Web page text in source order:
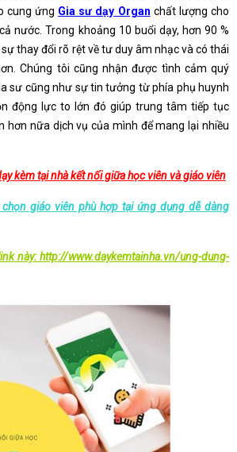
cung ứng Gia sư dạy Organ chất lượng cho
nước. Trong khoảng 10 buổi dạy, hơn 90 %
thay đổi rõ rệt về tư duy âm nhạc và có thái
Chúng tôi cũng nhận được tình cảm quý
sư cũng như sự tin tưởng từ phía phụ huynh
động lực to lớn đó giúp trung tâm tiếp tục
hơn nữa dịch vụ của mình để mang lại nhiều
kèm tại nhà kết nối giữa học viên và giáo viên
giáo viên phù hợp tại ứng dụng dễ dàng
này:http://www.daykemtainha.vn/ung-dung-